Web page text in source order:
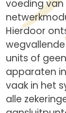
voeding
Hierdoor
units of
apparaten
vaak in het
alle